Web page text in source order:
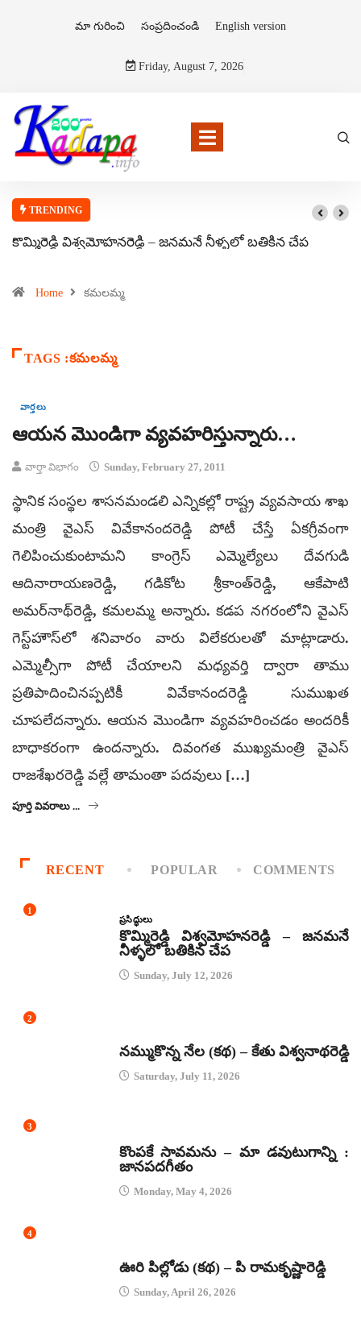
మా గురించి సంప్రదించండి English version
Friday, August 7, 2026
TRENDING
కొమ్మిరెడ్డి విశ్వమోహనరెడ్డి – జనమనే నీళ్ళలో బతికిన చేప
Home కమలమ్మ
TAGS :కమలమ్మ
వార్తలు
ఆయన మొండిగా వ్యవహరిస్తున్నారు…
వార్తా విభాగం Sunday, February 27, 2011
స్థానిక సంస్థల శాసనమండలి ఎన్నికల్లో రాష్ట్ర వ్యవసాయ శాఖ
మంత్రి వైఎస్ వివేకానందరెడ్డి పోటీ చేస్తే ఏకగ్రీవంగా
గెలిపించుకుంటామని కాంగ్రెస్ ఎమ్మెల్యేలు దేవగుడి
ఆదినారాయణరెడ్డి, గడికోట శ్రీకాంత్‌రెడ్డి, ఆకేపాటి
అమర్‌నాథ్‌రెడ్డి, కమలమ్మ అన్నారు. కడప నగరంలోని వైఎస్
గెస్ట్‌హౌస్‌లో శనివారం వారు విలేకరులతో మాట్లాడారు.
ఎమ్మెల్సీగా పోటీ చేయాలని మధ్యవర్తి ద్వారా తాము
ప్రతిపాదించినప్పటికీ వివేకానందరెడ్డి సుముఖత
చూపలేదన్నారు. ఆయన మొండిగా వ్యవహరించడం అందరికీ
బాధాకరంగా ఉందన్నారు. దివంగత ముఖ్యమంత్రి వైఎస్
రాజశేఖరరెడ్డి వల్లే తామంతా పదవులు […]
పూర్తి వివరాలు ...
RECENT POPULAR COMMENTS
1
ప్రసిద్ధులు
కొమ్మిరెడ్డి విశ్వమోహనరెడ్డి – జనమనే
నీళ్ళలో బతికిన చేప
Sunday, July 12, 2026
2
నమ్ముకొన్న నేల (కథ) – కేతు విశ్వనాథరెడ్డి
Saturday, July 11, 2026
3
కొంపకే సావమను – మా డవుటుగాన్ని :
జానపదగీతం
Monday, May 4, 2026
4
ఊరి పిల్లోడు (కథ) – పి రామకృష్ణారెడ్డి
Sunday, April 26, 2026